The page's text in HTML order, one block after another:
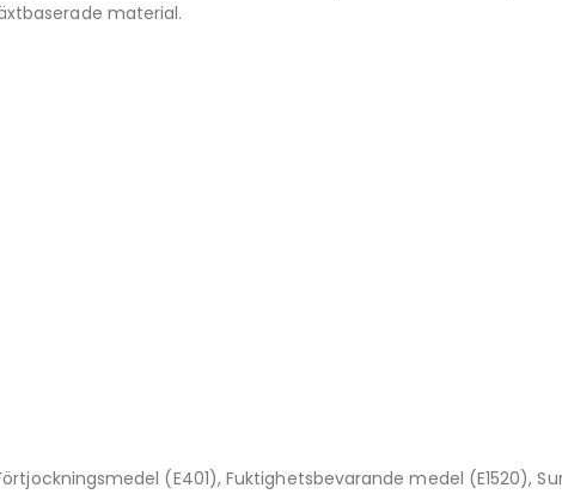
material.
(E401), Fuktighetsbevarande medel (E1520),